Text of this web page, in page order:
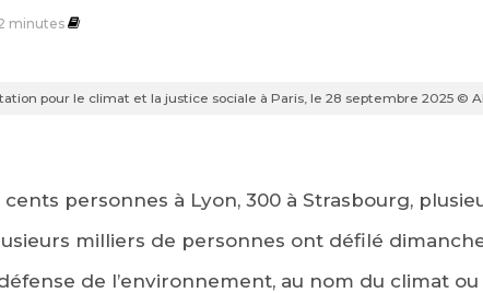
minutes
pour le climat et la justice sociale à Paris, le 28 septembre 2025 ©
cents personnes à Lyon, 300 à Strasbourg,
milliers de personnes ont défilé
de l’environnement, au nom du climat